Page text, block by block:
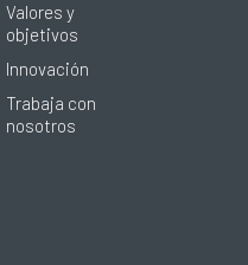
Valores y
objetivos
Innovación
Trabaja con
nosotros